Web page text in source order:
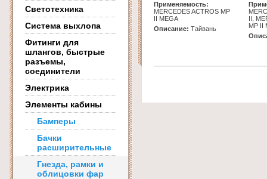
Светотехника
Система выхлопа
Фитинги для
шлангов, быстрые
разъемы,
соединители
Электрика
Элементы кабины
Бамперы
Бачки
расширительные
Гнезда, рамки и
облицовки фар
Применяемость:
MERCEDES ACTROS MP
II MEGA
Описание: Тайвань
II,
MP II